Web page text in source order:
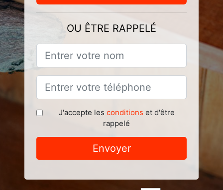
OU ÊTRE RAPPELÉ
J'accepte les conditions et d'être
rappelé
Envoyer